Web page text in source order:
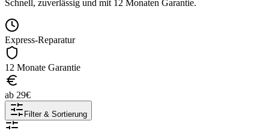
Schnell, zuverlässig und mit 12 Monaten Garantie.
Express-Reparatur
12 Monate Garantie
ab 29€
Filter & Sortierung